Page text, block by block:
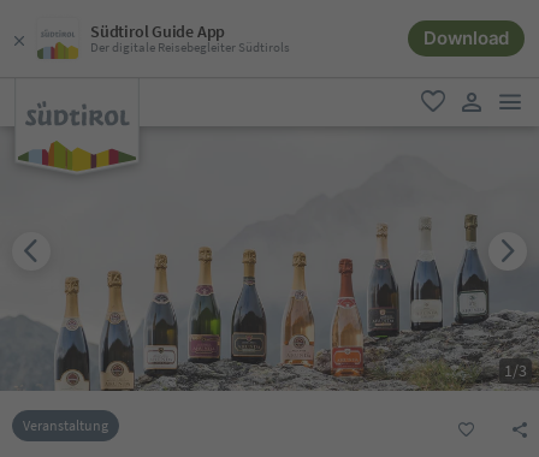
Südtirol Guide App
Der digitale Reisebegleiter Südtirols Download
favorit
1/3
Veranstaltung